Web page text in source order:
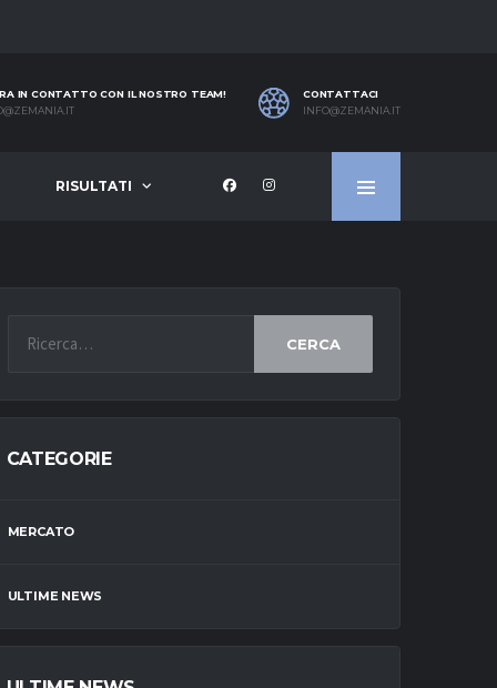
IN CONTATTO CON IL NOSTRO TEAM!
CONTATTACI
INFO@ZEMANIA.IT
RISULTATI
CERCA
CATEGORIE
MERCATO
ULTIME NEWS